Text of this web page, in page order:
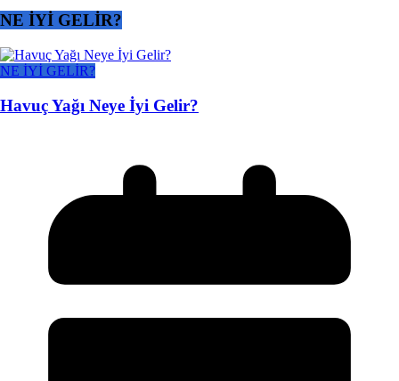
NE İYİ GELİR?
NE İYİ GELİR?
Havuç Yağı Neye İyi Gelir?